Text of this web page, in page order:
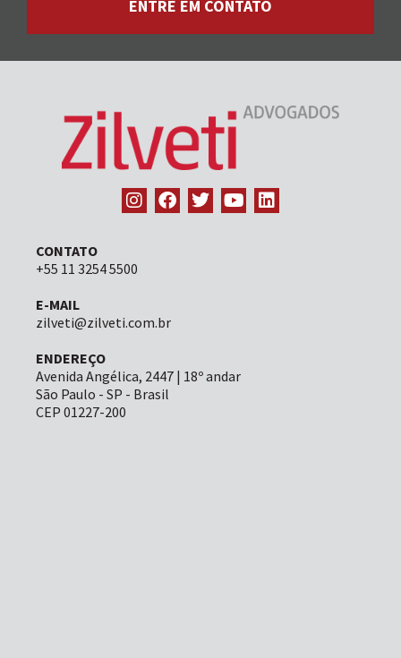
ENTRE EM CONTATO
CONTATO
+55 11 3254 5500
E-MAIL
zilveti@zilveti.com.br
ENDEREÇO
Avenida Angélica, 2447 | 18º andar
São Paulo - SP - Brasil
CEP 01227-200